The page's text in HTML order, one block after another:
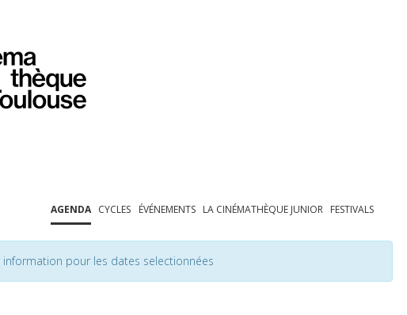
AGENDA CYCLES ÉVÉNEMENTS LA CINÉMATHÈQUE JUNIOR FESTIVALS
pour les dates selectionnées